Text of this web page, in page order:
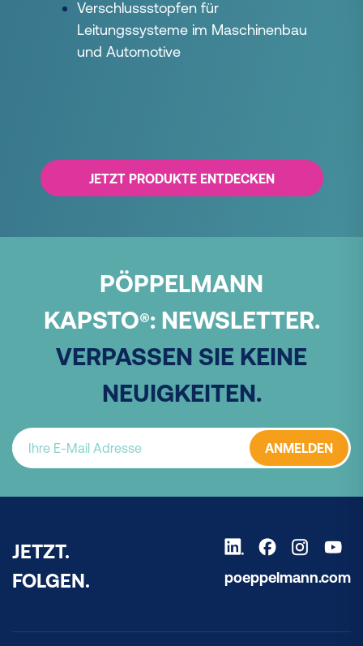
Verschlussstopfen für
Leitungssysteme im Maschinenbau
und Automotive
JETZT PRODUKTE ENTDECKEN
PÖPPELMANN
KAPSTO®: NEWSLETTER.
VERPASSEN SIE KEINE
NEUIGKEITEN.
ANMELDEN
JETZT.
FOLGEN.
poeppelmann.com